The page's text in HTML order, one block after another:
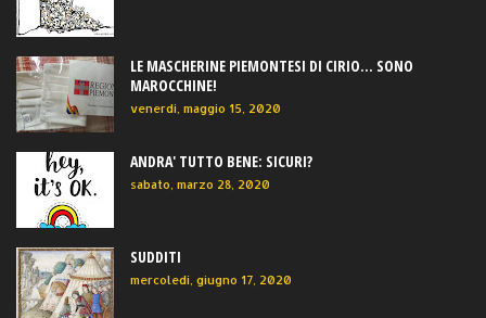
LE MASCHERINE PIEMONTESI DI CIRIO... SONO
MAROCCHINE!
venerdì, maggio 15, 2020
ANDRA' TUTTO BENE: SICURI?
sabato, marzo 28, 2020
SUDDITI
mercoledì, giugno 17, 2020